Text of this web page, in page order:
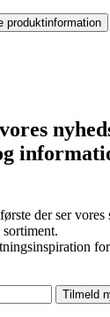
produktinformation
der ser
Tilmeld